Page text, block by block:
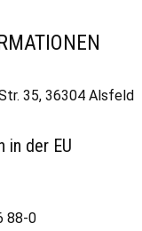
35, 36304 Alsfeld
in der EU
88-0